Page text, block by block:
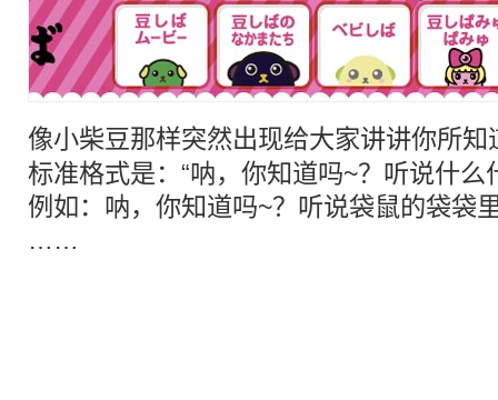
像小柴豆那样突然出现给大家讲讲你所知
标准格式是：“呐，你知道吗~？听说什么
例如：呐，你知道吗~？听说袋鼠的袋袋
……